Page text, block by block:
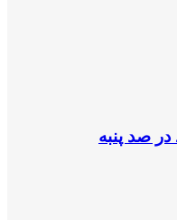
صد پنبه